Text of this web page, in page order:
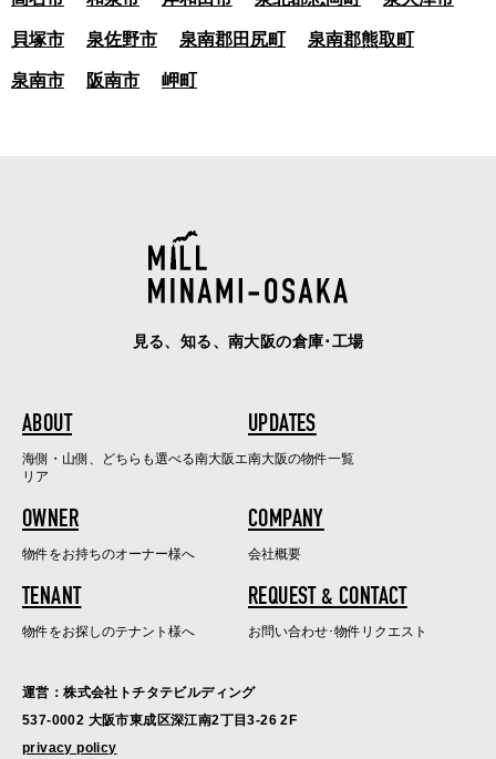
貝塚市 泉佐野市 泉南郡田尻町 泉南郡熊取町
泉南市 阪南市 岬町
見る、知る、南大阪の倉庫･工場
ABOUT
海側・山側、どちらも選べる南大阪エ
リア
UPDATES
南大阪の物件一覧
OWNER
物件をお持ちのオーナー様へ
COMPANY
会社概要
TENANT
物件をお探しのテナント様へ
REQUEST & CONTACT
お問い合わせ･物件リクエスト
運営：株式会社トチタテビルディング
537-0002 大阪市東成区深江南2丁目3-26 2F
privacy policy